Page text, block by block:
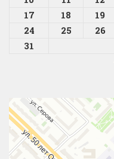
17
18 19
24
25 26
31